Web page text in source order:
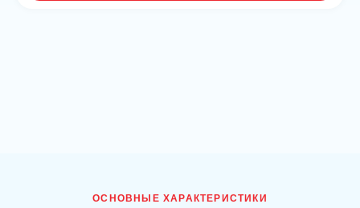
ОСНОВНЫЕ ХАРАКТЕРИСТИКИ